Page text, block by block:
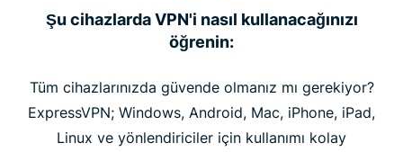
Şu cihazlarda VPN'i nasıl kullanacağınızı
öğrenin:
Tüm cihazlarınızda güvende olmanız mı gerekiyor?
ExpressVPN; Windows, Android, Mac, iPhone, iPad,
Linux ve yönlendiriciler için kullanımı kolay